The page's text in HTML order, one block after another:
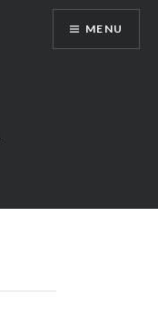
MENU